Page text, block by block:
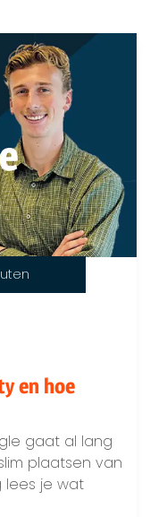
en hoe
gaat al lang
plaatsen van
lees je wat